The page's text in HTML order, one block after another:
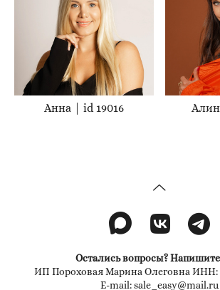
Анна | id 19016
Остались вопросы?
ИП Пороховая Марина Олеговна ИНН:
E-mail: sale_easy@mail.ru